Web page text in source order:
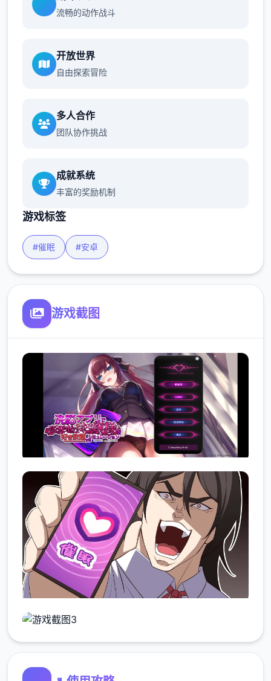
流畅的动作战斗
开放世界
自由探索冒险
多人合作
团队协作挑战
成就系统
丰富的奖励机制
游戏标签
#催眠 #安卓
游戏截图